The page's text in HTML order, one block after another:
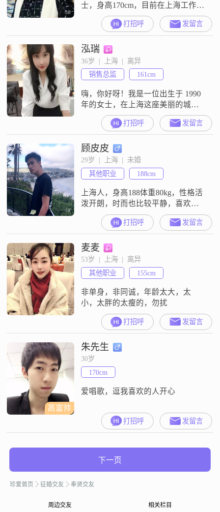
士，身高170cm，目前在上海工作，
月收入在8001到12000元之间
##3002##我的学历是中专，虽然不
是很高，但我一直在努力提升自己
##3002##我觉得自己最大的特点是
真诚可靠，无论是对待朋友还是对
待感情，我都非常认真##3002##我
性格乐观积极，面对生活中的困难
和挑战，总能
打招呼 发留言
泓瑞
36岁  |  上海  |  离异
销售总监
161cm
嗨，你好呀！我是一位出生于 1990
年的女士，在上海这座美丽的城市
生活##3002##我的身高大概 161cm
呢##3002##我在工作上还算努力，
每个月的收入在 8001 - 12000 元这个
范围##3002##学历是大专##3002##
我觉得自己是个挺不错的人哦，性
格温柔体贴，也很善解人意
##3002##平时
打招呼 发留言
顾皮皮
29岁  |  上海  |  未婚
其他职业
188cm
上海人，身高188体重80kg，性格活
泼开朗，时而也比较平静，喜欢旅
游，健身，美食，打桌球，美国留
学9年，现已回国工作对另一半要求
就是 漂亮懂事，楚楚动人，善解人
意，会照顾人
打招呼 发留言
麦麦
53岁  |  上海  |  离异
其他职业
155cm
非单身，非同诚，年龄太大，太
小，太胖的太瘦的，勿扰
打招呼 发留言
高富帅
朱先生
30岁
170cm
爱唱歌，逗我喜欢的人开心
打招呼 发留言
下一页
珍爱首页 征婚交友 奉贤交友
周边交友 相关栏目